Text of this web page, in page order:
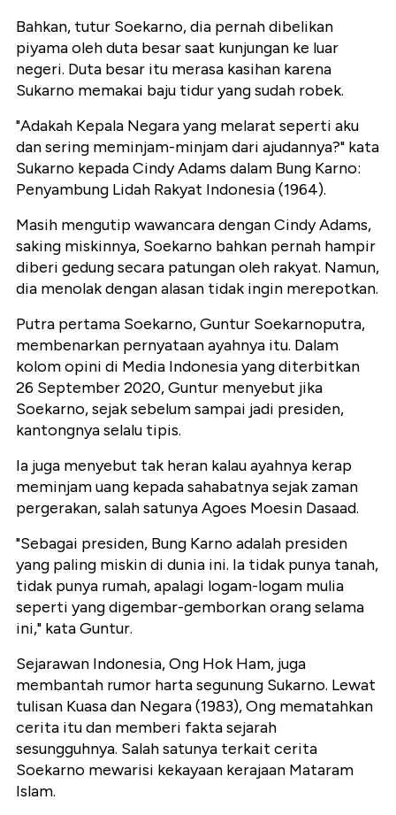
Bahkan, tutur Soekarno, dia pernah dibelikan
piyama oleh duta besar saat kunjungan ke luar
negeri. Duta besar itu merasa kasihan karena
Sukarno memakai baju tidur yang sudah robek.
"Adakah Kepala Negara yang melarat seperti aku
dan sering meminjam-minjam dari ajudannya?" kata
Sukarno kepada Cindy Adams dalam Bung Karno:
Penyambung Lidah Rakyat Indonesia (1964).
Masih mengutip wawancara dengan Cindy Adams,
saking miskinnya, Soekarno bahkan pernah hampir
diberi gedung secara patungan oleh rakyat. Namun,
dia menolak dengan alasan tidak ingin merepotkan.
Putra pertama Soekarno, Guntur Soekarnoputra,
membenarkan pernyataan ayahnya itu. Dalam
kolom opini di Media Indonesia yang diterbitkan
26 September 2020, Guntur menyebut jika
Soekarno, sejak sebelum sampai jadi presiden,
kantongnya selalu tipis.
Ia juga menyebut tak heran kalau ayahnya kerap
meminjam uang kepada sahabatnya sejak zaman
pergerakan, salah satunya Agoes Moesin Dasaad.
"Sebagai presiden, Bung Karno adalah presiden
yang paling miskin di dunia ini. Ia tidak punya tanah,
tidak punya rumah, apalagi logam-logam mulia
seperti yang digembar-gemborkan orang selama
ini," kata Guntur.
Sejarawan Indonesia, Ong Hok Ham, juga
membantah rumor harta segunung Sukarno. Lewat
tulisan Kuasa dan Negara (1983), Ong mematahkan
cerita itu dan memberi fakta sejarah
sesungguhnya. Salah satunya terkait cerita
Soekarno mewarisi kekayaan kerajaan Mataram
Islam.